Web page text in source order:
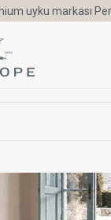
uyku markası